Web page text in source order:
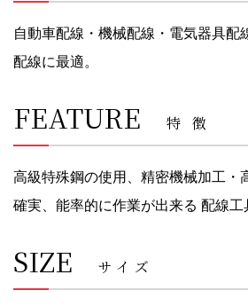
自動車配線・機械配線・電気器具配
配線に最適。
FEATURE 特徴
高級特殊鋼の使用、精密機械加工・
確実、能率的に作業が出来る 配線工
SIZE サイズ